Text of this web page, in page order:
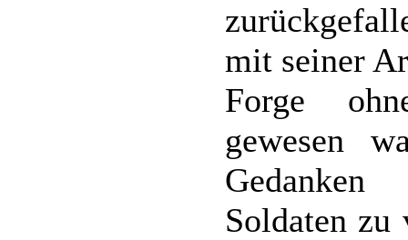
mit seiner
Forge
gewesen
Soldaten zu